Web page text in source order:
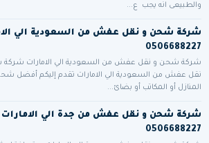
والطبيعى انه يجب ع...
شركة شحن و نقل عفش من السعودية الي
0506688227
شركة شحن و نقل عفش من السعودية الي الامارات
نقل عفش من السعودية الي الامارات تقدم إليكم أفضل
المنازل أو المكاتب أو بضائ...
شركة شحن و نقل عفش من جدة الي الامارات
0506688227